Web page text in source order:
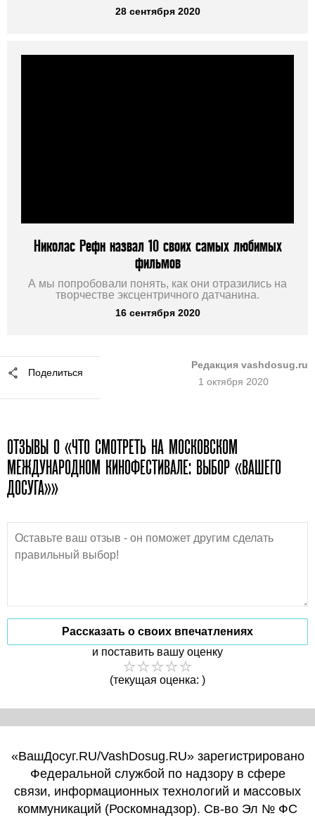
28 сентября 2020
Николас Рефн назвал 10 своих самых любимых
фильмов
А мы попробовали понять, как они отразились на
творчестве эксцентричного датчанина.
16 сентября 2020
Поделиться
Редакция vashdosug.ru
1 октября 2020
ОТЗЫВЫ О «ЧТО СМОТРЕТЬ НА МОСКОВСКОМ
МЕЖДУНАРОДНОМ КИНОФЕСТИВАЛЕ: ВЫБОР «ВАШЕГО
ДОСУГА»»
Рассказать о своих впечатлениях
и поставить вашу оценку
(текущая оценка: )
«ВашДосуг.RU/VashDosug.RU» зарегистрировано
Федеральной службой по надзору в сфере
связи, информационных технологий и массовых
коммуникаций (Роскомнадзор). Св-во Эл № ФС